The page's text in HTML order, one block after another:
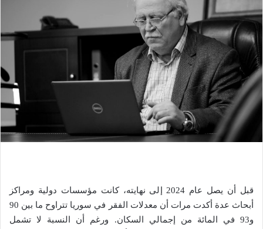
قبل أن يصل عام 2024 إلى نهايته، كانت مؤسسات دولية ومراكز
أبحاث عدة أكدت مرات أن معدلات الفقر في سوريا تتراوح ما بين 90
و93 في المائة من إجمالي السكان. ورغم أن النسبة لا تشمل